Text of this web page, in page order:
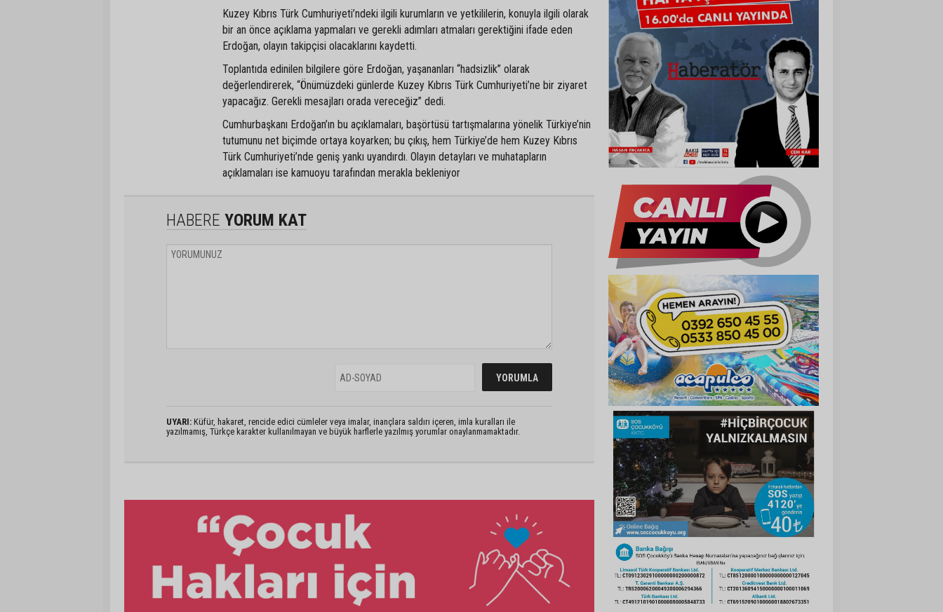
Kuzey Kıbrıs Türk Cumhuriyeti’ndeki ilgili kurumların ve yetkililerin, konuyla ilgili olarak
bir an önce açıklama yapmaları ve gerekli adımları atmaları gerektiğini ifade eden
Erdoğan, olayın takipçisi olacaklarını kaydetti.
Toplantıda edinilen bilgilere göre Erdoğan, yaşananları “hadsizlik” olarak
değerlendirerek, “Önümüzdeki günlerde Kuzey Kıbrıs Türk Cumhuriyeti’ne bir ziyaret
yapacağız. Gerekli mesajları orada vereceğiz” dedi.
Cumhurbaşkanı Erdoğan’ın bu açıklamaları, başörtüsü tartışmalarına yönelik Türkiye’nin
tutumunu net biçimde ortaya koyarken; bu çıkış, hem Türkiye’de hem Kuzey Kıbrıs
Türk Cumhuriyeti’nde geniş yankı uyandırdı. Olayın detayları ve muhatapların
açıklamaları ise kamuoyu tarafından merakla bekleniyor
HABERE YORUM KAT
UYARI: Küfür, hakaret, rencide edici cümleler veya imalar, inançlara saldırı içeren, imla kuralları ile
yazılmamış, Türkçe karakter kullanılmayan ve büyük harflerle yazılmış yorumlar onaylanmamaktadır.